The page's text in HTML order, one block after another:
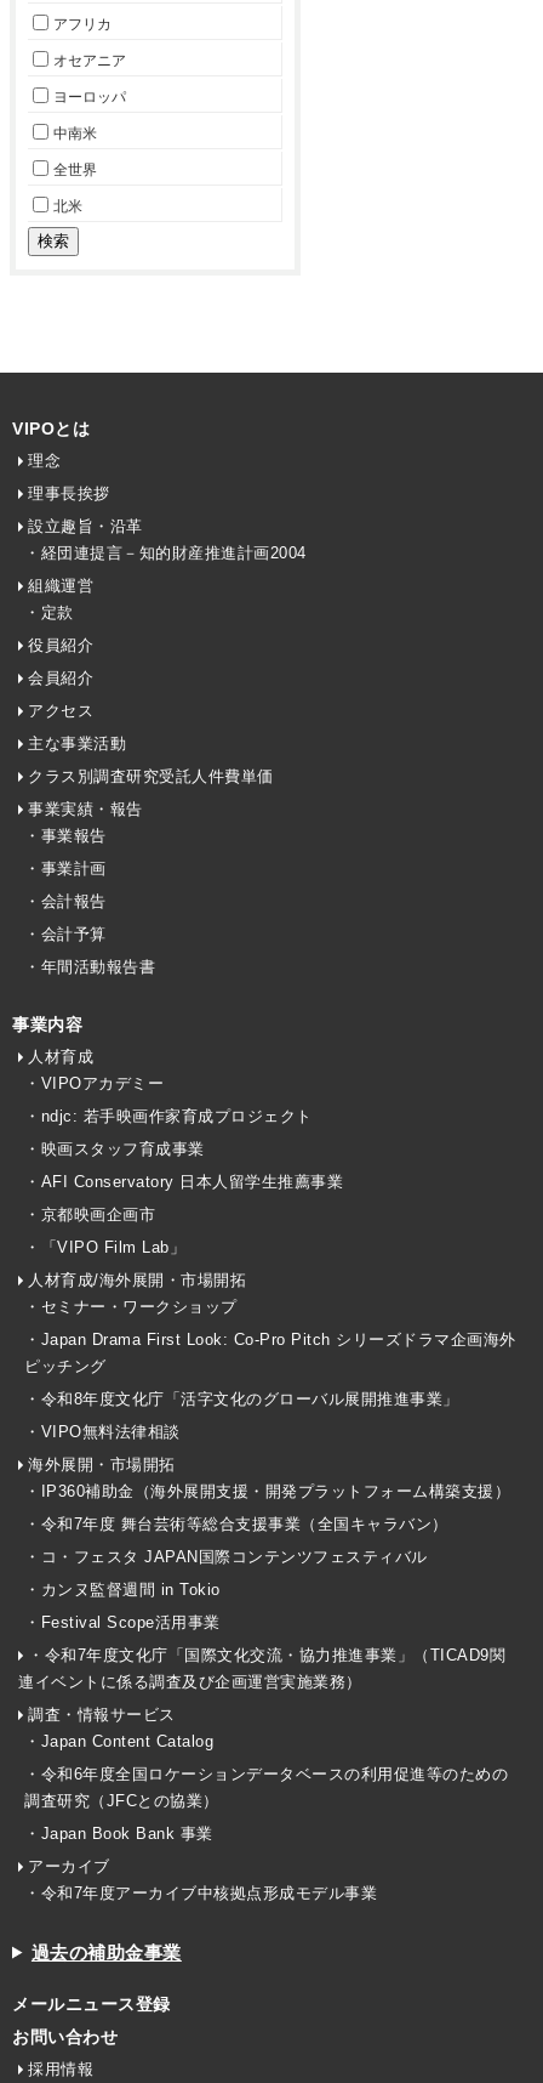
アフリカ
オセアニア
ヨーロッパ
中南米
全世界
北米
VIPOとは
理念
理事長挨拶
設立趣旨・沿革
・経団連提言－知的財産推進計画2004
組織運営
・定款
役員紹介
会員紹介
アクセス
主な事業活動
クラス別調査研究受託人件費単価
事業実績・報告
・事業報告
・事業計画
・会計報告
・会計予算
・年間活動報告書
事業内容
人材育成
・VIPOアカデミー
・ndjc: 若手映画作家育成プロジェクト
・映画スタッフ育成事業
・AFI Conservatory 日本人留学生推薦事業
・京都映画企画市
・「VIPO Film Lab」
人材育成/海外展開・市場開拓
・セミナー・ワークショップ
・Japan Drama First Look: Co-Pro Pitch シリーズドラマ企画海外
ピッチング
・令和8年度文化庁「活字文化のグローバル展開推進事業」
・VIPO無料法律相談
海外展開・市場開拓
・IP360補助金（海外展開支援・開発プラットフォーム構築支援）
・令和7年度 舞台芸術等総合支援事業（全国キャラバン）
・コ・フェスタ JAPAN国際コンテンツフェスティバル
・カンヌ監督週間 in Tokio
・Festival Scope活用事業
・令和7年度文化庁「国際文化交流・協力推進事業」（TICAD9関
連イベントに係る調査及び企画運営実施業務）
調査・情報サービス
・Japan Content Catalog
・令和6年度全国ロケーションデータベースの利用促進等のための
調査研究（JFCとの協業）
・Japan Book Bank 事業
アーカイブ
・令和7年度アーカイブ中核拠点形成モデル事業
過去の補助金事業
メールニュース登録
お問い合わせ
採用情報